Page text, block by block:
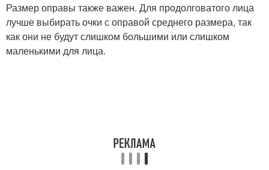
Размер оправы также важен. Для продолговатого лица
лучше выбирать очки с оправой среднего размера, так
как они не будут слишком большими или слишком
маленькими для лица.